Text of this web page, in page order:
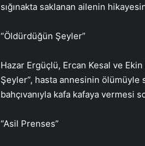
sığınakta saklanan ailenin
“Öldürdüğün Şeyler”
Hazar Ergüçlü, Ercan Kesal ve
Şeyler”, hasta annesinin ölümüyle
bahçıvanıyla kafa kafaya vermesi
“Asil Prenses”